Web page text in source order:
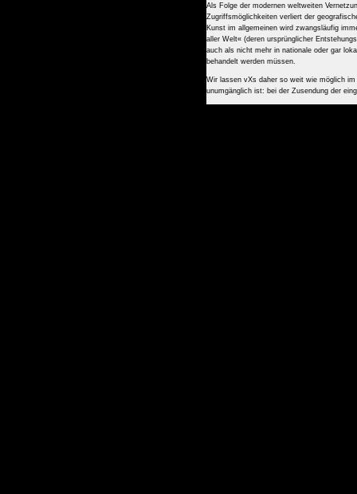
Als Folge der modernen weltweiten
Zugriffsmöglichkeiten verliert der
Kunst im allgemeinen wird zwangsläufig
aller Welt« (deren ursprünglicher
auch als nicht mehr in nationale oder gar
behandelt werden müssen.
Wir lassen vXs daher so weit wie möglich
unumgänglich ist: bei der Zusendung der